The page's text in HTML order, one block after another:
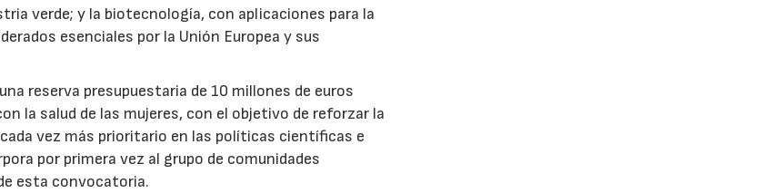
verde; y la biotecnología, con aplicaciones para la
esenciales por la Unión Europea y sus
reserva presupuestaria de 10 millones de euros
la salud de las mujeres, con el objetivo de reforzar la
vez más prioritario en las políticas científicas e
por primera vez al grupo de comunidades
esta convocatoria.